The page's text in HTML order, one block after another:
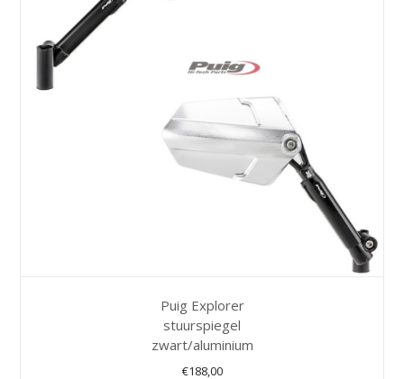
Puig Explorer
stuurspiegel
zwart/aluminium
€188,00